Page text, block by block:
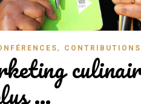
, CONTRIBUTIONS
…